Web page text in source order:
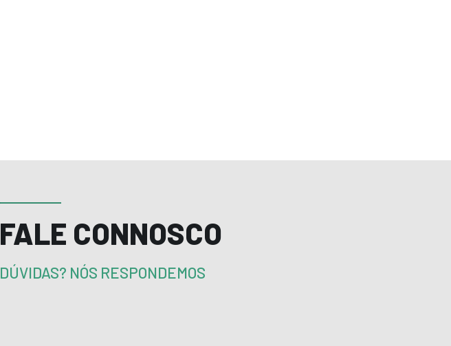
FALE CONNOSCO
DÚVIDAS? NÓS RESPONDEMOS